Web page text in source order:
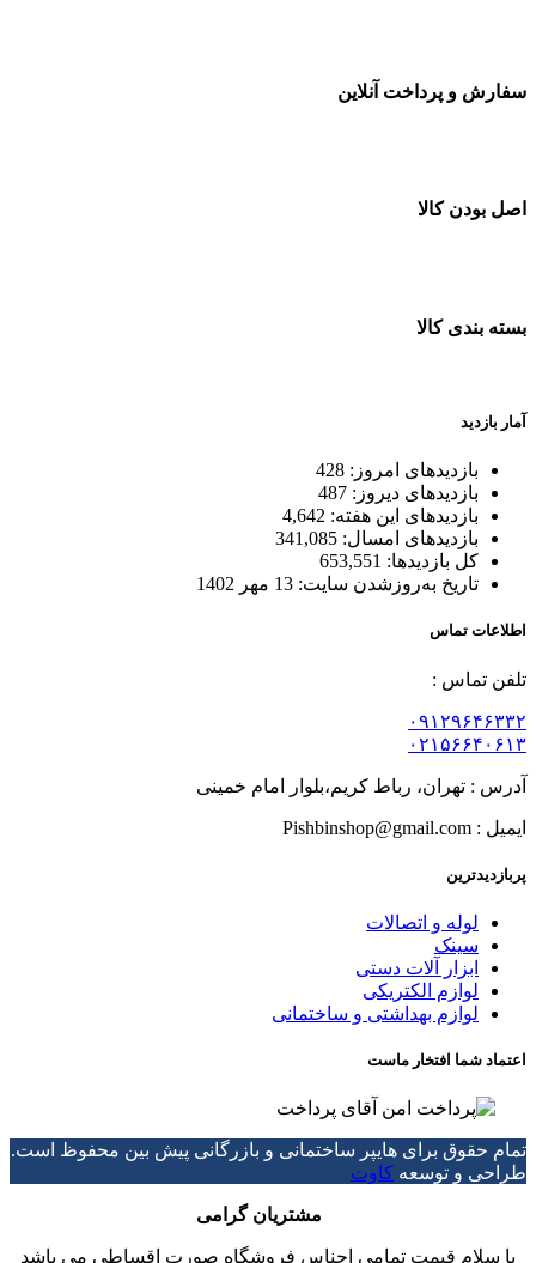
سفارش و پرداخت آنلاین
اصل بودن کالا
بسته بندی کالا
آمار بازدید
بازدیدهای امروز: 428
بازدیدهای دیروز: 487
بازدیدهای این هفته: 4,642
بازدیدهای امسال: 341,085
کل بازدیدها: 653,551
تاریخ به‌روزشدن سایت: 13 مهر 1402
اطلاعات تماس
تلفن تماس :
۰۹۱۲۹۶۴۶۳۳۲
۰۲۱۵۶۶۴۰۶۱۳
آدرس : تهران، رباط کریم،بلوار امام خمینی
ایمیل : Pishbinshop@gmail.com
پربازدیدترین
لوله و اتصالات
سینک
ابزار آلات دستی
لوازم الکتریکی
لوازم بهداشتی و ساختمانی
اعتماد شما افتخار ماست
تمام حقوق برای هایپر ساختمانی و بازرگانی پیش بین محفوظ است.
طراحی و توسعه کاوت
مشتریان گرامی
با سلام قیمت تمامی اجناس فروشگاه صورت اقساطی می باشد